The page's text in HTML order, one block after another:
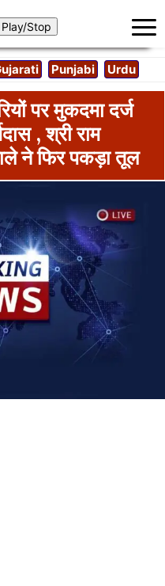
Punjabi Urdu
पर मुकदमा दर्ज
, श्री राम
ने फिर पकड़ा तूल